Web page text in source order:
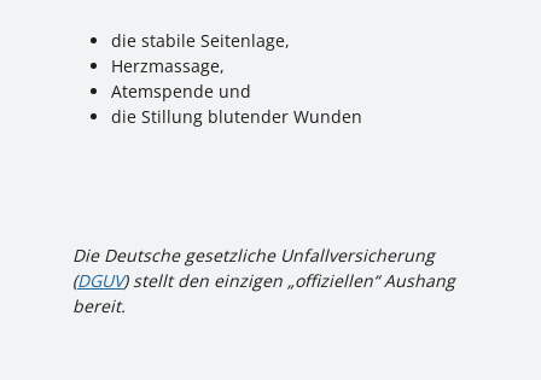
die stabile Seitenlage,
Herzmassage,
Atemspende und
die Stillung blutender Wunden
Die Deutsche gesetzliche Unfallversicherung
(DGUV) stellt den einzigen „offiziellen“ Aushang
bereit.